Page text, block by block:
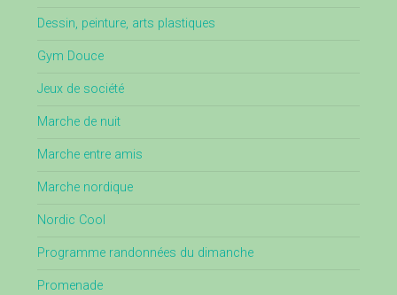
Dessin, peinture, arts plastiques
Gym Douce
Jeux de société
Marche de nuit
Marche entre amis
Marche nordique
Nordic Cool
Programme randonnées du dimanche
Promenade